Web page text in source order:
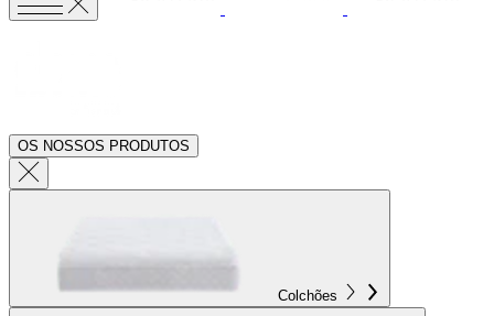
OS NOSSOS PRODUTOS
Colchões